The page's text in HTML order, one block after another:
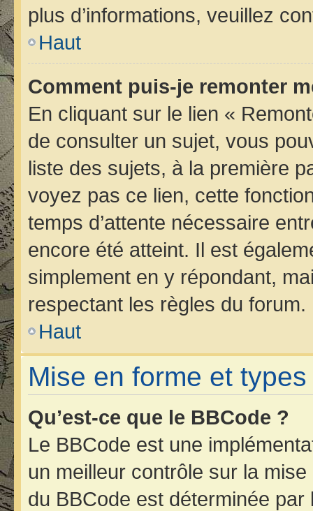
plus d’informations, veuillez
Haut
Comment puis-je remonter
En cliquant sur le lien «
de consulter un sujet, vous
liste des sujets, à la première
voyez pas ce lien, cette
temps d’attente nécessaire
encore été atteint. Il est
simplement en y répondant,
respectant les règles du forum.
Haut
Mise en forme et
Qu’est-ce que le BBCode ?
Le BBCode est une
un meilleur contrôle sur la mise
du BBCode est déterminée par